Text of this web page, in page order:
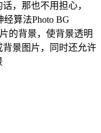
，那也不用担心，
经算法Photo BG
的背景，使背景透明
景图片，同时还允许